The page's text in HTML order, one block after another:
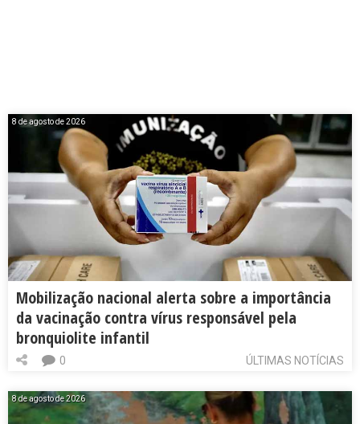
8 de agosto de 2026
Mobilização nacional alerta sobre a importância
da vacinação contra vírus responsável pela
bronquiolite infantil
ÚLTIMAS NOTÍCIAS
0
8 de agosto de 2026